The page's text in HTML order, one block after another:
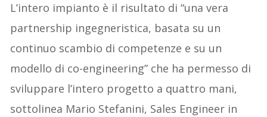
L’intero impianto è il risultato di “una vera
partnership ingegneristica, basata su un
continuo scambio di competenze e su un
modello di co-engineering” che ha permesso di
sviluppare l’intero progetto a quattro mani,
sottolinea Mario Stefanini, Sales Engineer in